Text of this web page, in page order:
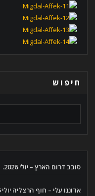
חיפוש
סובב דרום הארץ – יולי 2026.
אדוננו עלי – חוף הרצליה יולי 2026.